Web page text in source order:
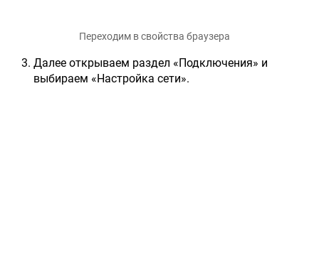
Переходим в свойства браузера
Далее открываем раздел «Подключения» и
выбираем «Настройка сети».